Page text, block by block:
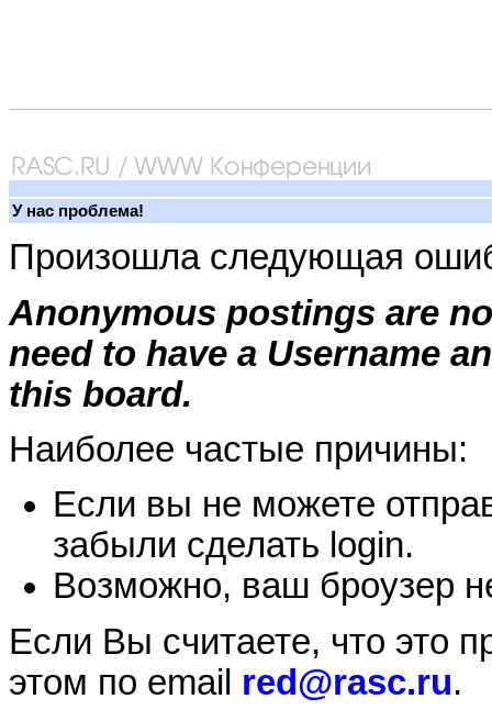
У нас проблема!
Произошла следующая
Anonymous postings are
need to have a Username
this board.
Наиболее частые причины:
Если вы не можете
забыли сделать login.
Возможно, ваш броузер
Если Вы считаете, что это
этом по email red@rasc.ru.